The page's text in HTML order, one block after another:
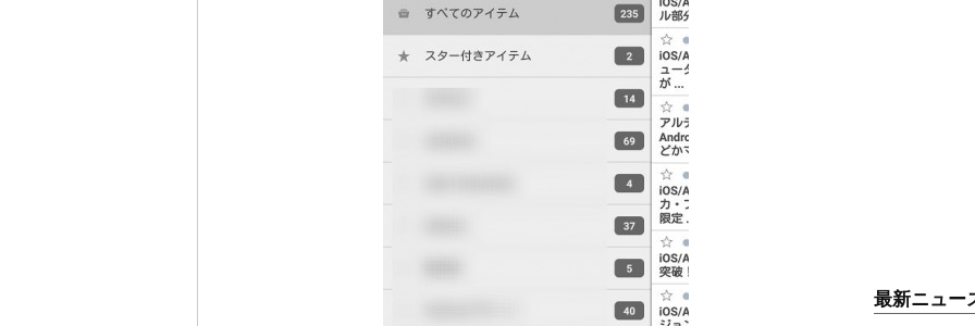
最新ニュー